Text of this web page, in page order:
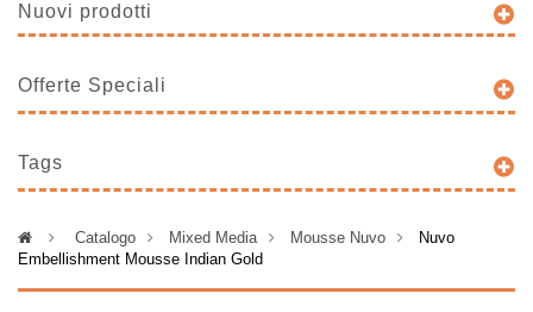
Nuovi prodotti
Offerte Speciali
Tags
> Catalogo > Mixed Media > Mousse Nuvo >
Nuvo
Embellishment Mousse Indian Gold